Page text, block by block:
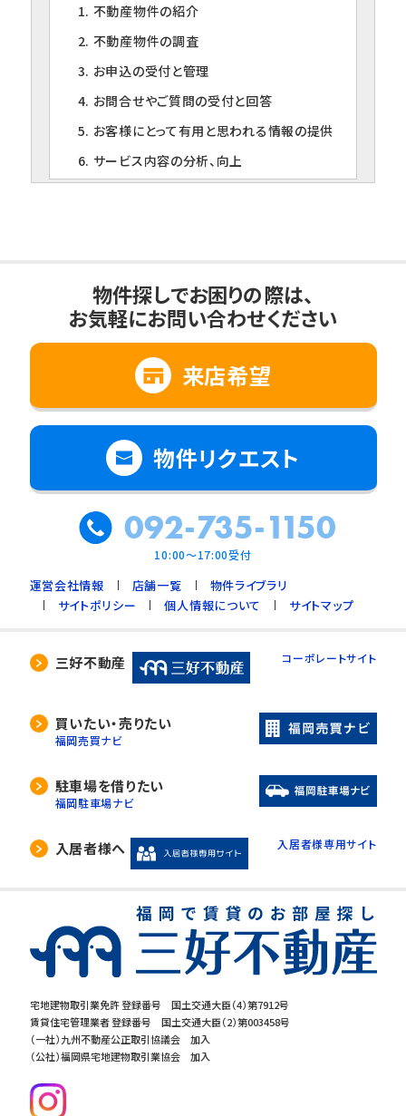
1. 不動産物件の紹介
2. 不動産物件の調査
3. お申込の受付と管理
4. お問合せやご質問の受付と回答
5. お客様にとって有用と思われる情報の提供
6. サービス内容の分析、向上
1. ご本人の同意がある場合
2. 法令に基づく場合
3. 利用目的の範囲内で個人情報の取扱いの
全部又は一部を委託する場合
4. 人の生命、身体又は財産の保護のために必
要で、ご本人の同意を得ることが難しいとき
5. 公衆衛生の向上、児童の健全な育成のため
に必要で、ご本人の同意を得ることが難しいと
き
6. 国や地方公共団体などに協力する場合で、
ご本人の同意を得ることによって支障を及ぼす
おそれがあるとき
7. 合併又は譲渡などの事由による事業の承継
に伴って個人情報を提供する場合で、承継前の
4. 個人情報の外部委託
当社は、利用目的の達成に必要な範囲内におい
て、個人情報の取扱いの全部又は一部を委託す
委託先の選定には厳正な基準を設け、委託先と
の間で必要な契約を締結し、適切な管理･監査を
5. 開示等の請求について
「開示」「訂正・追加・削除」「利用の停止・消去・提
供の拒否」の請求に応じております。ご請求され
る方は、当社「個人情報お客様相談窓口」までお
問合せください。
6.個人情報を提供する事の任意性につ
いて
当社の要求する個人情報を提供するか否かは、
お客様の任意でございます。
宅地建物取引業免許 登録番号 国土交通大臣（4）第7912号
賃貸住宅管理業者 登録番号 国土交通大臣（2）第003458号
（一社）九州不動産公正取引協議会 加入
（公社）福岡県宅地建物取引業協会 加入
物件探しでお困りの際は、
お気軽にお問い合わせください
来店希望
物件リクエスト
092-735-1150
10:00～17:00受付
運営会社情報 店舗一覧
物件ライブラリ
サイトポリシー
個人情報について サイトマップ
三好不動産 コーポレートサイト
買いたい・売りたい
福岡売買ナビ
駐車場を借りたい
福岡駐車場ナビ
入居者様へ 入居者様専用サイト